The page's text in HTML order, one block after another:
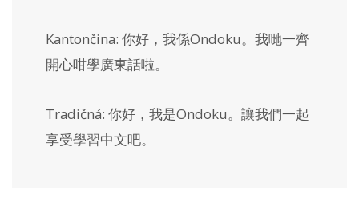
Kantončina: 你好，我係Ondoku。我哋一齊
開心咁學廣東話啦。
Tradičná: 你好，我是Ondoku。讓我們一起
享受學習中文吧。